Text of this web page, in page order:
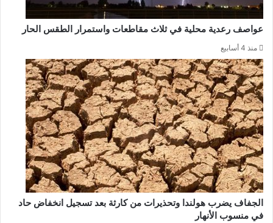
عواصف رعدية محلية في ثلاث مقاطعات واستمرار الطقس الحار
منذ 4 أسابيع
الجفاف يضرب هولندا وتحذيرات من كارثة بعد تسجيل انخفاض حاد
في منسوب الأنهار